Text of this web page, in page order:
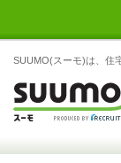
SUUMO(スーモ)は、住